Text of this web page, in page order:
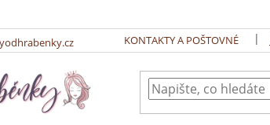
KONTAKTY A POŠTOVNÉ